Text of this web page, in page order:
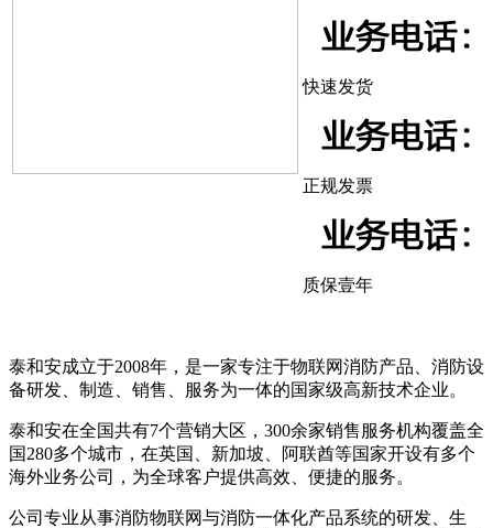
快速发货
正规发票
质保壹年
泰和安成立于2008年，是一家专注于物联网消防产品、消防设
备研发、制造、销售、服务为一体的国家级高新技术企业。
泰和安在全国共有7个营销大区，300余家销售服务机构覆盖全
国280多个城市，在英国、新加坡、阿联酋等国家开设有多个
海外业务公司，为全球客户提供高效、便捷的服务。
公司专业从事消防物联网与消防一体化产品系统的研发、生